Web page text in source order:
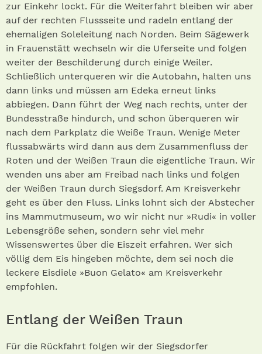
zur Einkehr lockt. Für die Weiterfahrt bleiben wir aber
auf der rechten Flussseite und radeln entlang der
ehemaligen Soleleitung nach Norden. Beim Sägewerk
in Frauenstätt wechseln wir die Uferseite und folgen
weiter der Beschilderung durch einige Weiler.
Schließlich unterqueren wir die Autobahn, halten uns
dann links und müssen am Edeka erneut links
abbiegen. Dann führt der Weg nach rechts, unter der
Bundesstraße hindurch, und schon überqueren wir
nach dem Parkplatz die Weiße Traun. Wenige Meter
flussabwärts wird dann aus dem Zusammenfluss der
Roten und der Weißen Traun die eigentliche Traun. Wir
wenden uns aber am Freibad nach links und folgen
der Weißen Traun durch Siegsdorf. Am Kreisverkehr
geht es über den Fluss. Links lohnt sich der Abstecher
ins Mammutmuseum, wo wir nicht nur »Rudi« in voller
Lebensgröße sehen, sondern sehr viel mehr
Wissenswertes über die Eiszeit erfahren. Wer sich
völlig dem Eis hingeben möchte, dem sei noch die
leckere Eisdiele »Buon Gelato« am Kreisverkehr
empfohlen.
Entlang der Weißen Traun
Für die Rückfahrt folgen wir der Siegsdorfer